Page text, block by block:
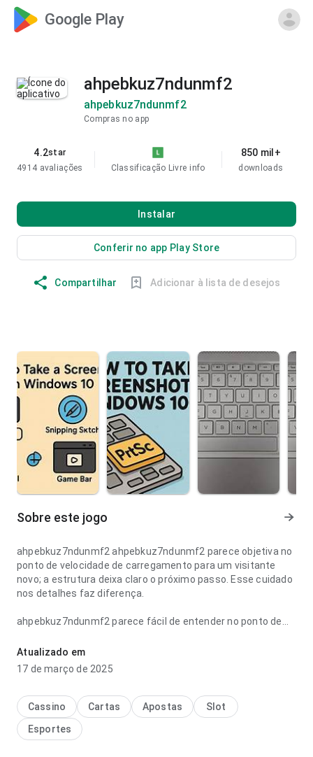
Google Play
ahpebkuz7ndunmf2
ahpebkuz7ndunmf2
Compras no app
4.2star
4914 avaliações
Classificação Livre info
850 mil+
downloads
Instalar
Conferir no app Play Store
Compartilhar Adicionar à lista de desejos
Sobre este jogo
ahpebkuz7ndunmf2 ahpebkuz7ndunmf2 parece objetiva no
ponto de velocidade de carregamento para um visitante
novo; a estrutura deixa claro o próximo passo. Esse cuidado
nos detalhes faz diferença.
ahpebkuz7ndunmf2 parece fácil de entender no ponto de
previsível. Ajuda quem quer decidir rapidamente se vale
instalar.
Atualizado em
17 de março de 2025
Cassino Cartas Apostas
Slot
Esportes